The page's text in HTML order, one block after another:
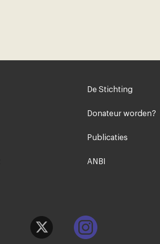
Voet
De Stichting
Donateur worden?
Publicaties
ANBI